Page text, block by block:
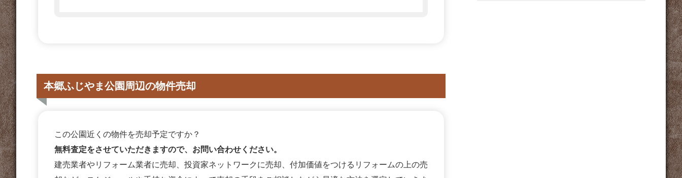
本郷ふじやま公園周辺の物件売却
この公園近くの物件を売却予定ですか？
無料査定をさせていただきますので、お問い合わせください。
建売業者やリフォーム業者に売却、投資家ネットワークに売却、付加価値をつけるリフォームの上の売